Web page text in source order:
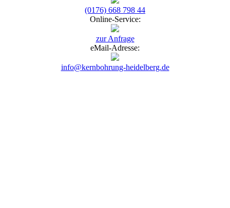
(0176) 668 798 44
Online-Service:
zur Anfrage
eMail-Adresse:
info@kernbohrung-heidelberg.de